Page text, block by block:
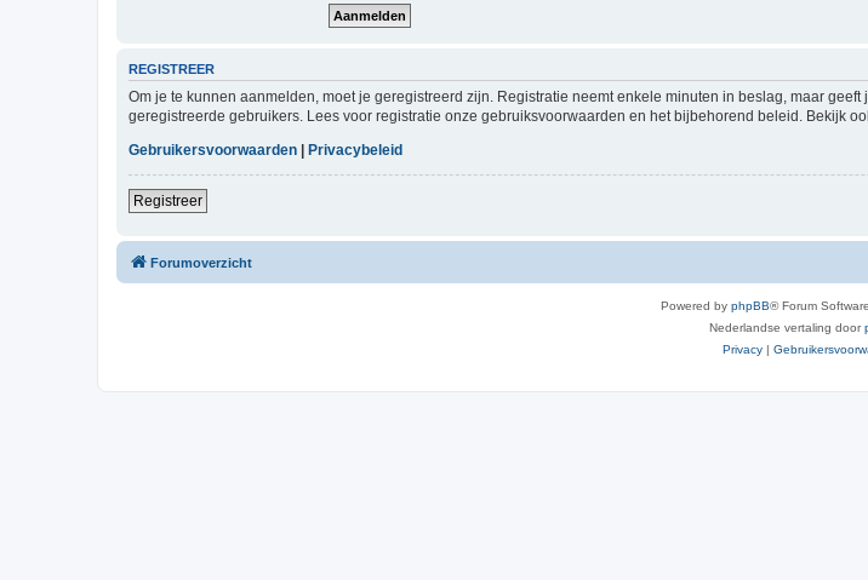
REGISTREER
Om je te kunnen aanmelden, moet je geregistreerd zijn. Registratie neemt enkele minuten in beslag, maar
geregistreerde gebruikers. Lees voor registratie onze gebruiksvoorwaarden en het bijbehorend beleid. Bekijk
Gebruikersvoorwaarden
Privacybeleid
Registreer
Forumoverzicht
Powered by phpBB® Forum
Nederlandse vertaling door
Privacy |